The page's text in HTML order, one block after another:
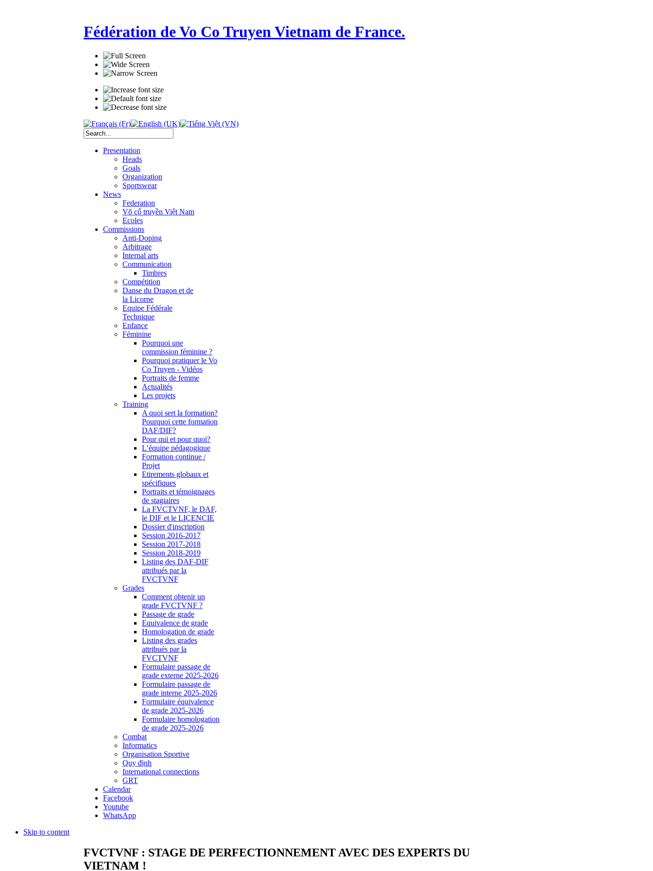
Fédération de Vo Co Truyen Vietnam de France.
Presentation
Heads
Goals
Organization
Sportswear
News
Federation
Võ cổ truyền Việt Nam
Ecoles
Commissions
Anti-Doping
Arbitrage
Internal arts
Communication
Timbres
Compétition
Danse du Dragon et de
la Licorne
Equipe Fédérale
Technique
Enfance
Féminine
Pourquoi une
commission féminine ?
Pourquoi pratiquer le Vo
Co Truyen - Vidéos
Portraits de femme
Actualités
Les projets
Training
A quoi sert la formation?
Pourquoi cette formation
DAF/DIF?
Pour qui et pour quoi?
L’équipe pédagogique
Formation continue /
Projet
Etirements globaux et
spécifiques
Portraits et témoignages
de stagiaires
La FVCTVNF, le DAF,
le DIF et le LICENCIE
Dossier d'inscription
Session 2016-2017
Session 2017-2018
Session 2018-2019
Listing des DAF-DIF
attribués par la
FVCTVNF
Grades
Comment obtenir un
grade FVCTVNF ?
Passage de grade
Equivalence de grade
Homologation de grade
Listing des grades
attribués par la
FVCTVNF
Formulaire passage de
grade externe 2025-2026
Formulaire passage de
grade interne 2025-2026
Formulaire équivalence
de grade 2025-2026
Formulaire homologation
de grade 2025-2026
Combat
Informatics
Organisation Sportive
Quy định
International connections
GRT
Calendar
Facebook
Youtube
WhatsApp
Skip to content
FVCTVNF : STAGE DE PERFECTIONNEMENT AVEC DES EXPERTS DU
VIETNAM !